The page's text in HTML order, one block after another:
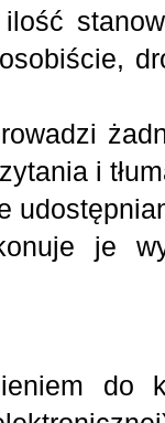
i
je
do